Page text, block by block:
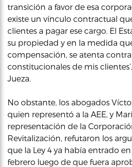
transición a favor de esa
existe un vínculo contractual
clientes a pagar ese cargo. El
su propiedad y en la medida
compensación, se atenta
constitucionales de mis
Jueza.
No obstante, los abogados
quien representó a la AEE, y
representación de la
Revitalización, refutaron los
que la Ley 4 ya había entrado
febrero luego de que fuera